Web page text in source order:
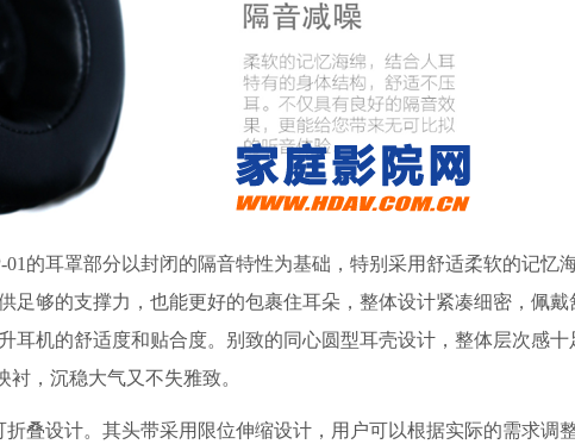
耳罩部分以封闭的隔音特性为基础，特别采用舒适柔软的记忆
足够的支撑力，也能更好的包裹住耳朵，整体设计紧凑细密，佩戴
耳机的舒适度和贴合度。别致的同心圆型耳壳设计，整体层次感十
，沉稳大气又不失雅致。
设计。其头带采用限位伸缩设计，用户可以根据实际的需求调